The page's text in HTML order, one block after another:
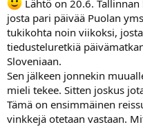
o
i
t
t
a
j
a
Lähtö on 20.6.
josta pari päivää Puolan
tukikohta noin viikoksi,
tiedusteluretkiä
Sloveniaan.
Sen jälkeen jonnekin
mieli tekee. Sitten joskus
Tämä on ensimmäinen
vinkkejä otetaan vastaan.